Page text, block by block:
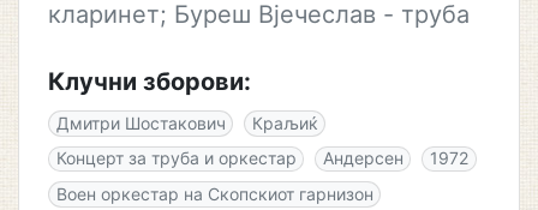
кларинет; Буреш Вјечеслав - труба
Клучни зборови:
Дмитри Шостакович
Краљиќ
Концерт за труба и оркестар
Андерсен
1972
Воен оркестар на Скопскиот гарнизон